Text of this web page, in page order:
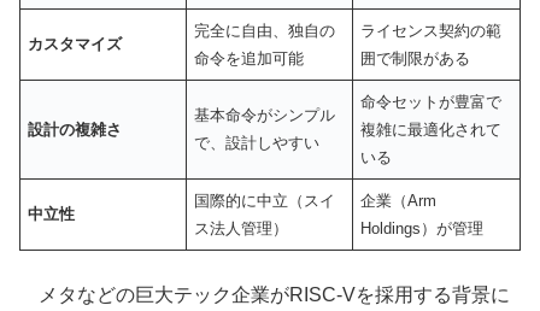
カスタマイズ
完全に自由、独自の
命令を追加可能
ライセンス契約の範
囲で制限がある
設計の複雑さ
基本命令がシンプル
で、設計しやすい
命令セットが豊富で
複雑に最適化されて
いる
中立性
国際的に中立（スイ
ス法人管理）
企業（Arm
Holdings）が管理
メタなどの巨大テック企業がRISC-Vを採用する背景に